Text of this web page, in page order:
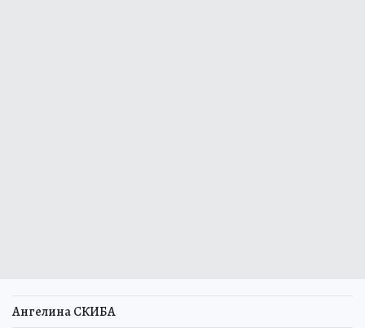
Ангелина СКИБА